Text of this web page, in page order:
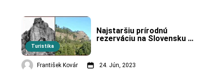
Turistika
Najstaršiu prírodnú
rezerváciu na Slovensku
za Rakúsko-Uhorska.
František Kovár 24. Jún, 2023